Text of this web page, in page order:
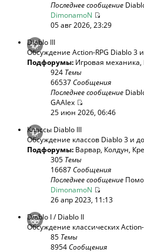
Последнее сообщение
DimonamoN
05 авг 2026, 23:29
Diablo III
Обсуждение Action-RPG Diablo 3
Подфорумы: Игровая механика,
924 Темы
66537Сообщения
Последнее сообщение
GAAlex
25 июн 2026, 06:46
Классы Diablo III
Обсуждение классов Diablo 3 и
Подфорумы: Варвар, Колдун,
305 Темы
16687Сообщения
Последнее сообщение
DimonamoN
26 апр 2023, 11:13
Diablo I / Diablo II
Обсуждение классических
85 Темы
8954Сообщения